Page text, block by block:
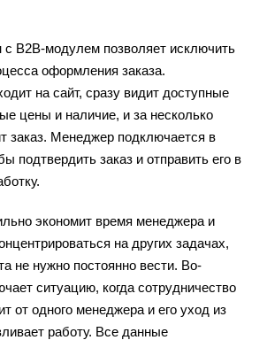
с В2В-модулем позволяет исключить
оформления заказа.
на сайт, сразу видит доступные
цены и наличие, и за несколько
заказ. Менеджер подключается в
подтвердить заказ и отправить его в
экономит время менеджера и
на других задачах,
не нужно постоянно вести. Во-
ситуацию, когда сотрудничество
от одного менеджера и его уход из
работу. Все данные